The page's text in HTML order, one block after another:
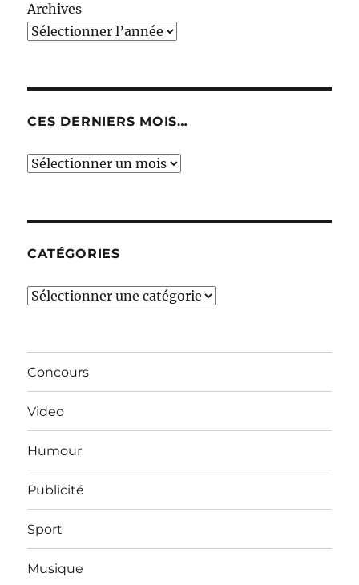
Archives
CES DERNIERS MOIS…
Ces
CATÉGORIES
Catégories
Concours
Video
Humour
Publicité
Sport
Musique